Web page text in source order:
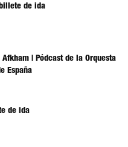
billete de ida
| Pódcast de la Orquesta
España
de ida